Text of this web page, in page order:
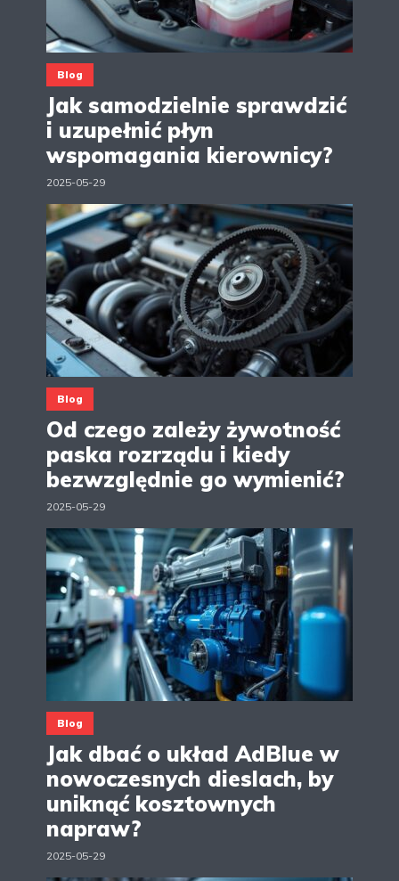
Blog
Jak samodzielnie sprawdzić
i uzupełnić płyn
wspomagania kierownicy?
2025-05-29
Blog
Od czego zależy żywotność
paska rozrządu i kiedy
bezwzględnie go wymienić?
2025-05-29
Blog
Jak dbać o układ AdBlue w
nowoczesnych dieslach, by
uniknąć kosztownych
napraw?
2025-05-29